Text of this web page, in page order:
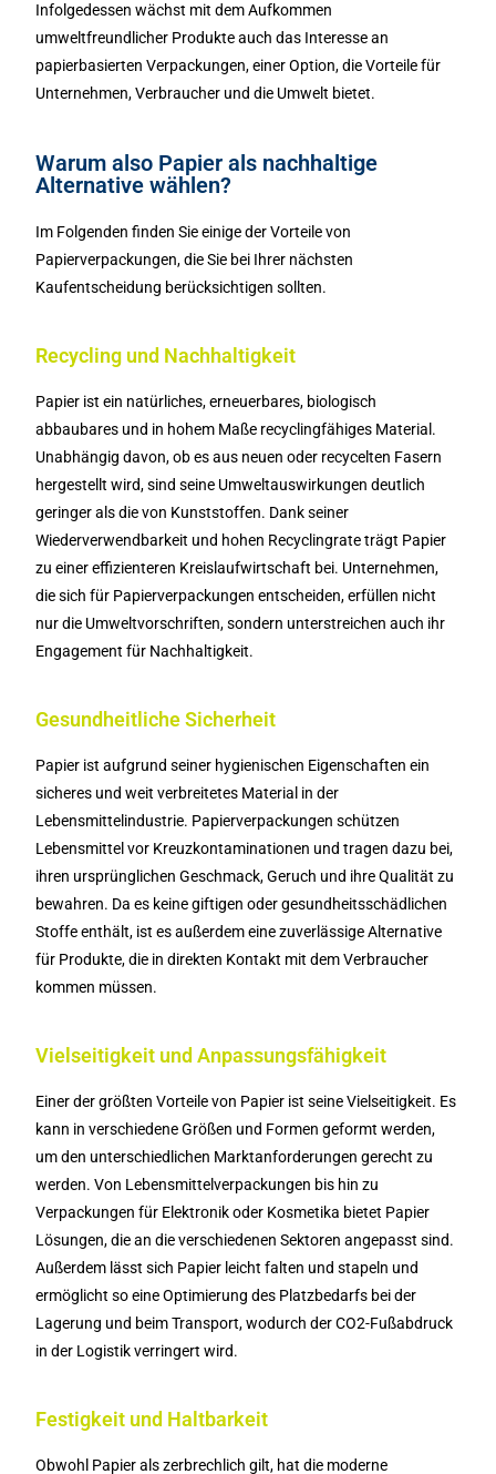
Infolgedessen wächst mit dem Aufkommen
umweltfreundlicher Produkte auch das Interesse an
papierbasierten Verpackungen, einer Option, die Vorteile für
Unternehmen, Verbraucher und die Umwelt bietet.
Warum also Papier als nachhaltige
Alternative wählen?
Im Folgenden finden Sie einige der Vorteile von
Papierverpackungen, die Sie bei Ihrer nächsten
Kaufentscheidung berücksichtigen sollten.
Recycling und Nachhaltigkeit
Papier ist ein natürliches, erneuerbares, biologisch
abbaubares und in hohem Maße recyclingfähiges Material.
Unabhängig davon, ob es aus neuen oder recycelten Fasern
hergestellt wird, sind seine Umweltauswirkungen deutlich
geringer als die von Kunststoffen. Dank seiner
Wiederverwendbarkeit und hohen Recyclingrate trägt Papier
zu einer effizienteren Kreislaufwirtschaft bei. Unternehmen,
die sich für Papierverpackungen entscheiden, erfüllen nicht
nur die Umweltvorschriften, sondern unterstreichen auch ihr
Engagement für Nachhaltigkeit.
Gesundheitliche Sicherheit
Papier ist aufgrund seiner hygienischen Eigenschaften ein
sicheres und weit verbreitetes Material in der
Lebensmittelindustrie. Papierverpackungen schützen
Lebensmittel vor Kreuzkontaminationen und tragen dazu bei,
ihren ursprünglichen Geschmack, Geruch und ihre Qualität zu
bewahren. Da es keine giftigen oder gesundheitsschädlichen
Stoffe enthält, ist es außerdem eine zuverlässige Alternative
für Produkte, die in direkten Kontakt mit dem Verbraucher
kommen müssen.
Vielseitigkeit und Anpassungsfähigkeit
Einer der größten Vorteile von Papier ist seine Vielseitigkeit. Es
kann in verschiedene Größen und Formen geformt werden,
um den unterschiedlichen Marktanforderungen gerecht zu
werden. Von Lebensmittelverpackungen bis hin zu
Verpackungen für Elektronik oder Kosmetika bietet Papier
Lösungen, die an die verschiedenen Sektoren angepasst sind.
Außerdem lässt sich Papier leicht falten und stapeln und
ermöglicht so eine Optimierung des Platzbedarfs bei der
Lagerung und beim Transport, wodurch der CO2-Fußabdruck
in der Logistik verringert wird.
Festigkeit und Haltbarkeit
Obwohl Papier als zerbrechlich gilt, hat die moderne